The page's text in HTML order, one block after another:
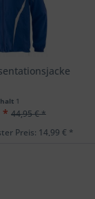
1
* 44,95 € *
Preis: 14,99 € *